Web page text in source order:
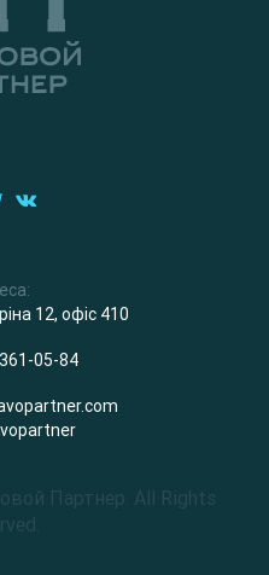
12, офіс 410
05-84
Партнер. All Rights